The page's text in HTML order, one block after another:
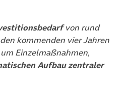
von rund
kommenden vier Jahren
Einzelmaßnahmen,
Aufbau zentraler